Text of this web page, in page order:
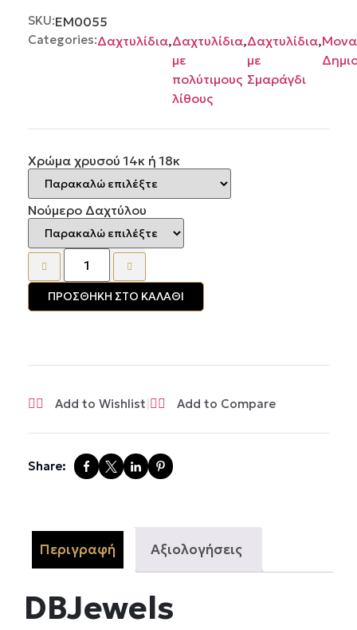
από
5
SKU:ΕΜ0055
Categories:Δαχτυλίδια,Δαχτυλίδια
με
πολύτιμους
λίθους
,Δαχτυλίδια
με
Σμαράγδι
,
Χρώμα χρυσού 14κ ή 18κ
Νούμερο Δαχτύλου
ΠΡΟΣΘΉΚΗ ΣΤΟ ΚΑΛΆΘΙ
Add to Wishlist| Add to Compare
Share:
Περιγραφή Αξιολογήσεις
DBJewels